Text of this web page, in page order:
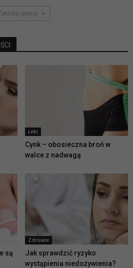
więcej
Leki
Cynk – obosieczna broń w
walce z nadwagą
są
Zdrowie
Jak sprawdzić ryzyko
wystąpienia niedożywienia?